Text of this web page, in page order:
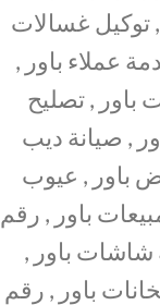
, توكيل غسالات
عملاء باور ,
باور , تصليح
, صيانة ديب
باور , عيوب
باور , رقم
شاشات باور ,
باور , رقم